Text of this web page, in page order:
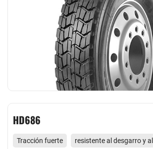
HD686
Tracción fuerte
resistente al desgarro y